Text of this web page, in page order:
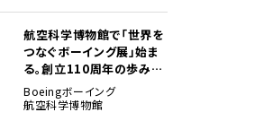
航空科学博物館で「世界を
つなぐボーイング展」始ま
る。創立110周年の歩みを
貴重な資料でたどる
Boeingボーイング
航空科学博物館